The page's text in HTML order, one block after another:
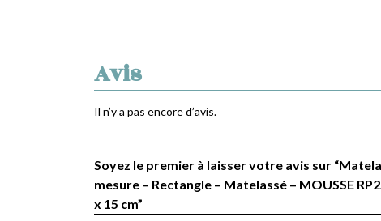
Avis
Il n’y a pas encore d’avis.
Soyez le premier à laisser votre avis sur
mesure – Rectangle – Matelassé – MOUSSE
x 15 cm”